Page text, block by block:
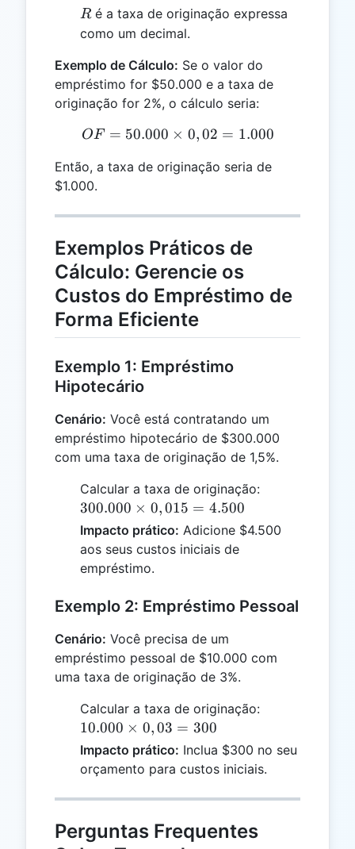
R
Ré a taxa de originação expressa
como um decimal.
Exemplo de Cálculo: Se o valor do
empréstimo for $50.000 e a taxa de
originação for 2%, o cálculo seria:
OF = 50.000 \times 0,02
OF = 50.000 × 0,02 = 1.000
Então, a taxa de originação seria de
$1.000.
Exemplos Práticos de
Cálculo: Gerencie os
Custos do Empréstimo de
Forma Eficiente
Exemplo 1: Empréstimo
Hipotecário
Cenário: Você está contratando um
empréstimo hipotecário de $300.000
com uma taxa de originação de 1,5%.
Calcular a taxa de originação:
0,015 =
300.000 × 0,015 = 4.500
Impacto prático: Adicione $4.500
aos seus custos iniciais de
empréstimo.
Exemplo 2: Empréstimo Pessoal
Cenário: Você precisa de um
empréstimo pessoal de $10.000 com
uma taxa de originação de 3%.
Calcular a taxa de originação:
0,03 =
300
10.000 × 0,03 = 300
Impacto prático: Inclua $300 no seu
orçamento para custos iniciais.
Perguntas Frequentes